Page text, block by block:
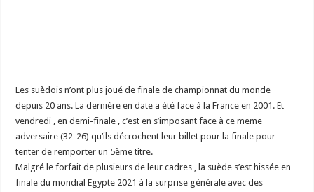
Les suèdois n’ont plus joué de finale de championnat du monde
depuis 20 ans. La dernière en date a été face à la France en 2001. Et
vendredi , en demi-finale , c’est en s’imposant face à ce meme
adversaire (32-26) qu’ils décrochent leur billet pour la finale pour
tenter de remporter un 5ème titre.
Malgré le forfait de plusieurs de leur cadres , la suède s’est hissée en
finale du mondial Egypte 2021 à la surprise générale avec des